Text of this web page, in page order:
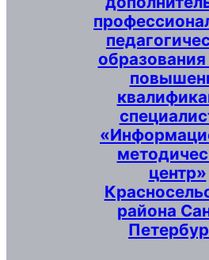
образования
центр»
района